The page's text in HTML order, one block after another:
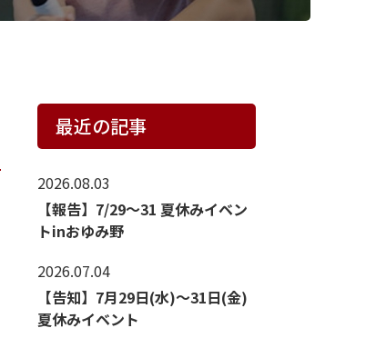
最近の記事
2026.08.03
【報告】7/29〜31 夏休みイベン
トinおゆみ野
2026.07.04
【告知】7月29日(水)～31日(金)
夏休みイベント